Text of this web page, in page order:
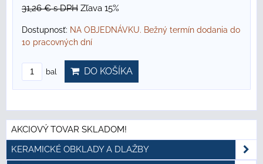
31,26 €s DPH Zľava 15%
Dostupnosť: NA OBJEDNÁVKU. Bežný termín dodania do
10 pracovných dní
bal DO KOŠÍKA
AKCIOVÝ TOVAR SKLADOM!
KERAMICKÉ OBKLADY A DLAŽBY